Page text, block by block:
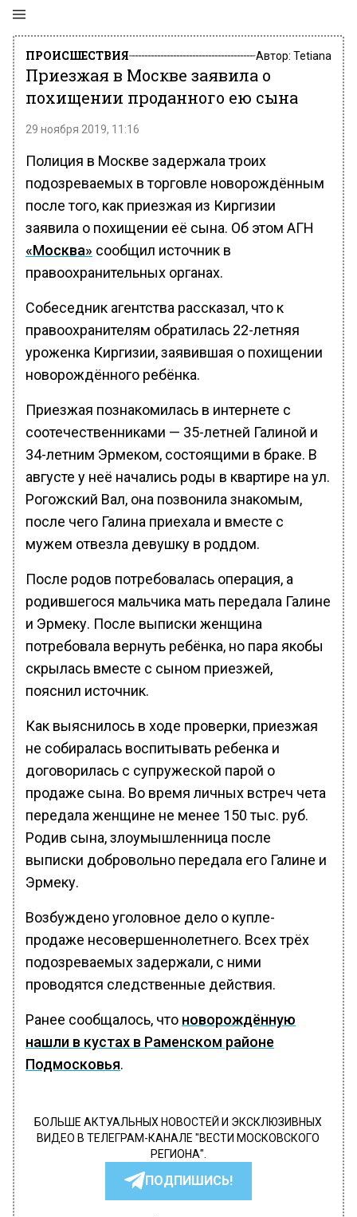
ПРОИСШЕСТВИЯ Автор: Tetiana
Приезжая в Москве заявила о
похищении проданного ею сына
29 ноября 2019, 11:16
Полиция в Москве задержала троих
подозреваемых в торговле новорождённым
после того, как приезжая из Киргизии
заявила о похищении её сына. Об этом АГН
«Москва» сообщил источник в
правоохранительных органах.
Собеседник агентства рассказал, что к
правоохранителям обратилась 22-летняя
уроженка Киргизии, заявившая о похищении
новорождённого ребёнка.
Приезжая познакомилась в интернете с
соотечественниками — 35-летней Галиной и
34-летним Эрмеком, состоящими в браке. В
августе у неё начались роды в квартире на ул.
Рогожский Вал, она позвонила знакомым,
после чего Галина приехала и вместе с
мужем отвезла девушку в роддом.
После родов потребовалась операция, а
родившегося мальчика мать передала Галине
и Эрмеку. После выписки женщина
потребовала вернуть ребёнка, но пара якобы
скрылась вместе с сыном приезжей,
пояснил источник.
Как выяснилось в ходе проверки, приезжая
не собиралась воспитывать ребенка и
договорилась с супружеской парой о
продаже сына. Во время личных встреч чета
передала женщине не менее 150 тыс. руб.
Родив сына, злоумышленница после
выписки добровольно передала его Галине и
Эрмеку.
Возбуждено уголовное дело о купле-
продаже несовершеннолетнего. Всех трёх
подозреваемых задержали, с ними
проводятся следственные действия.
Ранее сообщалось, что новорождённую
нашли в кустах в Раменском районе
Подмосковья.
БОЛЬШЕ АКТУАЛЬНЫХ НОВОСТЕЙ И ЭКСКЛЮЗИВНЫХ
ВИДЕО В ТЕЛЕГРАМ-КАНАЛЕ "ВЕСТИ МОСКОВСКОГО
РЕГИОНА".
ПОДПИШИСЬ!